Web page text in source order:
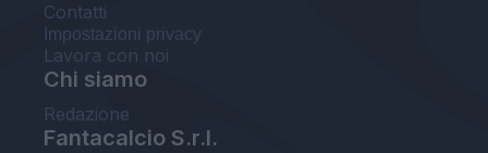
Contatti
Impostazioni privacy
Lavora con noi
Chi siamo
Redazione
Fantacalcio S.r.l.